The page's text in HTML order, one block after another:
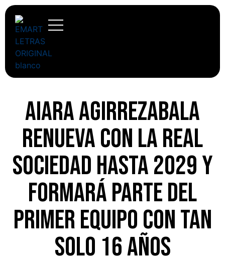
Aiara Agirrezabala
renueva con la Real
Sociedad hasta 2029 y
formará parte del
primer equipo con tan
solo 16 años